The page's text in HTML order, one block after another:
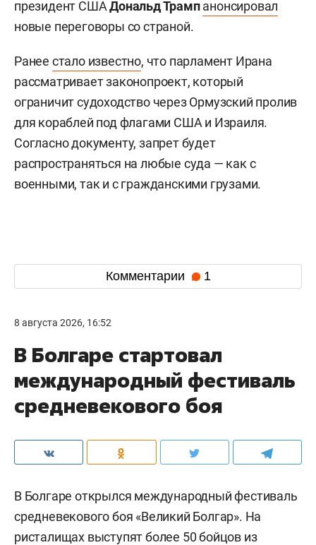
президент СШАДональд Трамп анонсировал
новые переговоры со страной.
Ранее стало известно, что парламент Ирана
рассматривает законопроект, который
ограничит судоходство через Ормузский пролив
для кораблей под флагами США и Израиля.
Согласно документу, запрет будет
распространяться на любые суда — как с
военными, так и с гражданскими грузами.
Комментарии 1
8 августа 2026, 16:52
В Болгаре стартовал
международный фестиваль
средневекового боя
В Болгаре открылся международный фестиваль
средневекового боя «Великий Болгар». На
ристалищах выступят более 50 бойцов из